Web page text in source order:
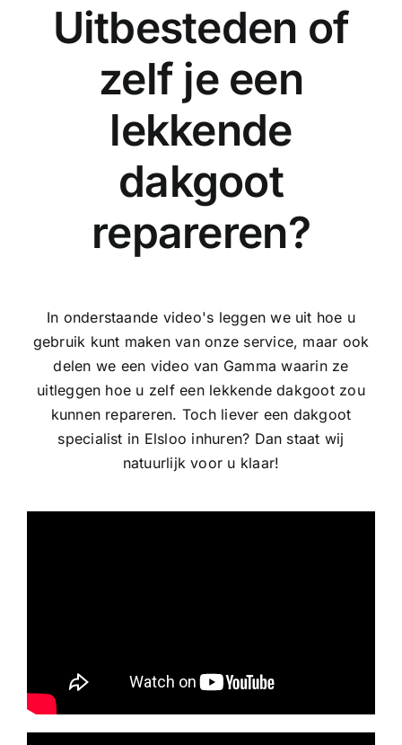
Uitbesteden of
zelf je een
lekkende
dakgoot
repareren?
In onderstaande video's leggen we uit hoe u
gebruik kunt maken van onze service, maar ook
delen we een video van Gamma waarin ze
uitleggen hoe u zelf een lekkende dakgoot zou
kunnen repareren. Toch liever een dakgoot
specialist in Elsloo inhuren? Dan staat wij
natuurlijk voor u klaar!